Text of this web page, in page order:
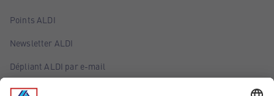
Points ALDI
Newsletter ALDI
Dépliant ALDI par e-mail
Offres